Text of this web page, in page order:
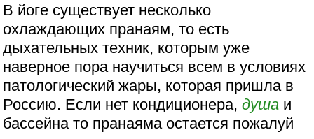
В йоге существует несколько
охлаждающих пранаям, то есть
дыхательных техник, которым уже
наверное пора научиться всем в условиях
патологический жары, которая пришла в
Россию. Если нет кондиционера,душа и
бассейна то пранаяма остается пожалуй